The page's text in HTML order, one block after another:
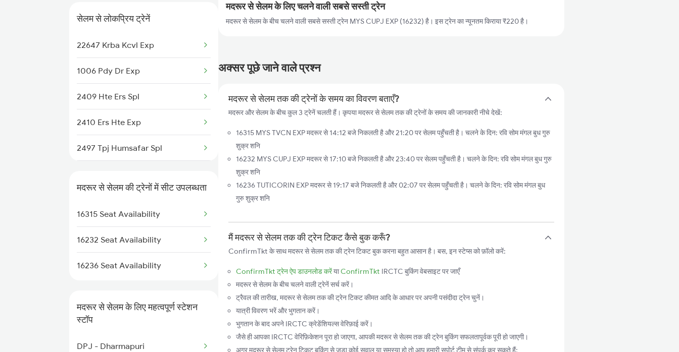
6535 Mys Sur Exp
6536 Sur Mys Spl
16023 Mys-sbc Express
16024 Sbc-mys Express
16557 Rajya Rani Exp
16558 Rajya Rani Exp
16235 Tn Mysuru Exp
16316 Kcvl Mys Exp
सेलम से लोकप्रिय ट्रेनें
22647 Krba Kcvl Exp
1006 Pdy Dr Exp
2409 Hte Ers Spl
2410 Ers Hte Exp
2497 Tpj Humsafar Spl
2508 Scl Tvc Special
2511 Festival Spl
2515 Cbe Scl Sf Spl
मदरूर से सेलम की ट्रेनों में सीट उपलब्धता
16315 Seat Availability
16232 Seat Availability
16236 Seat Availability
मदरूर से सेलम के लिए महत्वपूर्ण स्टेशन
स्टॉप
DPJ - Dharmapuri
मदरूर से सेलम के लिए चलने वाली सबसे सस्ती ट्रेन
मदरूर से सेलम के बीच चलने वाली सबसे सस्ती ट्रेन MYS CUPJ EXP (16232) है। इस ट्रेन का न्यूनतम किराया ₹220 है।
अक्सर पूछे जाने वाले प्रश्न
मदरूर से सेलम तक की ट्रेनों के समय का विवरण बताएँ?
मदरूर और सेलम के बीच कुल 3 ट्रेनें चलती हैं। कृपया मदरूर से सेलम तक की ट्रेनों के समय की जानकारी नीचे देखें:
16315 MYS TVCN EXP मदरूर से 14:12 बजे निकलती है और 21:20 पर सेलम पहुँचती है। चलने के दिन: रवि सोम मंगल बुध गुरु
शुक्र शनि
16232 MYS CUPJ EXP मदरूर से 17:10 बजे निकलती है और 23:40 पर सेलम पहुँचती है। चलने के दिन: रवि सोम मंगल बुध गुरु
शुक्र शनि
16236 TUTICORIN EXP मदरूर से 19:17 बजे निकलती है और 02:07 पर सेलम पहुँचती है। चलने के दिन: रवि सोम मंगल बुध
गुरु शुक्र शनि
मैं मदरूर से सेलम तक की ट्रेन टिकट कैसे बुक करूँ?
ConfirmTkt के साथ मदरूर से सेलम तक की ट्रेन टिकट बुक करना बहुत आसान है। बस, इन स्टेप्स को फ़ॉलो करें:
ConfirmTkt ट्रेन ऐप डाउनलोड करेंयाConfirmTkt IRCTC बुकिंग वेबसाइट पर जाएँ
मदरूर से सेलम के बीच चलने वाली ट्रेनें सर्च करें।
ट्रैवल की तारीख, मदरूर से सेलम तक की ट्रेन टिकट कीमत आदि के आधार पर अपनी पसंदीदा ट्रेन चुनें।
यात्री विवरण भरें और भुगतान करें।
भुगतान के बाद अपने IRCTC क्रेडेंशियल्स वेरिफ़ाई करें।
जैसे ही आपका IRCTC वेरिफ़िकेशन पूरा हो जाएगा, आपकी मदरूर से सेलम तक की ट्रेन बुकिंग सफलतापूर्वक पूरी हो जाएगी।
अगर मदरूर से सेलम ट्रेन टिकट बुकिंग से जुड़ा कोई सवाल या समस्या हो तो आप हमारी सपोर्ट टीम से संपर्क कर सकते हैं: